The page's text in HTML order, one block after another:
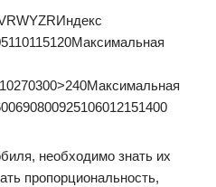
необходимо знать их
пропорциональность,